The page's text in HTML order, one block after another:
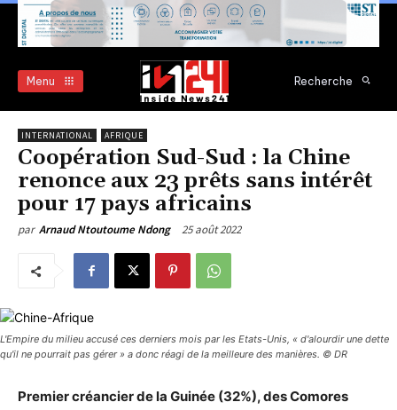
Menu Recherche
INTERNATIONAL AFRIQUE
Coopération Sud-Sud : la Chine
renonce aux 23 prêts sans intérêt
pour 17 pays africains
par Arnaud Ntoutoume Ndong 25 août 2022
L'Empire du milieu accusé ces derniers mois par les Etats-Unis, « d'alourdir une dette
qu'il ne pourrait pas gérer » a donc réagi de la meilleure des manières. © DR
Premier créancier de la Guinée (32%), des Comores